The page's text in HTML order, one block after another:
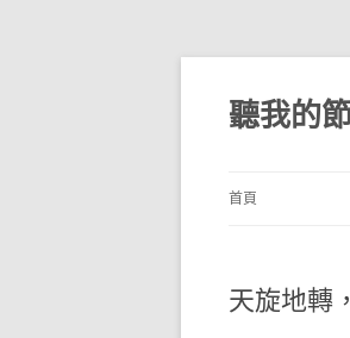
跳
主
要
內
聽我的
首頁
天旋地轉